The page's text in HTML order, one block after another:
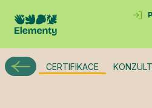
CERTIFIKACE